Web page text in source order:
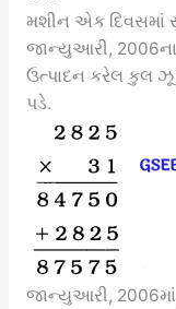
મશીન એક દિવસમાં
જાન્યુઆરી,
ઉત્પાદન કરેલ કુલ ઝૂ
પડે.
જાન્યુઆરી,